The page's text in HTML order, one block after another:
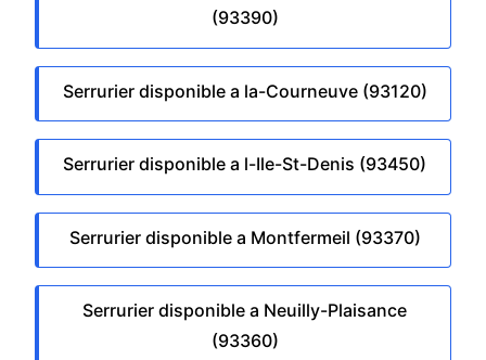
(93390)
Serrurier disponible a la-Courneuve (93120)
Serrurier disponible a l-Ile-St-Denis (93450)
Serrurier disponible a Montfermeil (93370)
Serrurier disponible a Neuilly-Plaisance
(93360)